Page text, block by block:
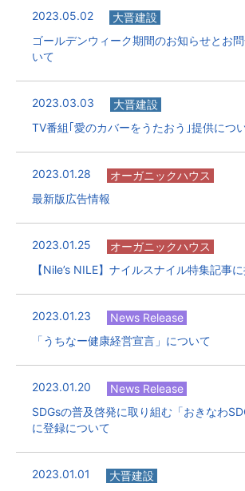
2023.05.02
大晋建設
ゴールデンウィーク期間のお知らせとお
いて
2023.03.03
大晋建設
TV番組｢愛のカバーをうたおう｣提供につ
2023.01.28
オーガニックハウス
最新版広告情報
2023.01.25
オーガニックハウス
【Nile’s NILE】ナイルスナイル特集記事
2023.01.23
News Release
「うちなー健康経営宣言」について
2023.01.20
News Release
SDGsの普及啓発に取り組む「おきなわ
に登録について
2023.01.01
大晋建設